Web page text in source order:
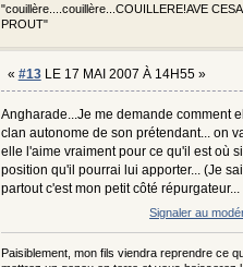
"couillère....couillère...COUILLERE!AVE
PROUT"
« #13LE 17 MAI 2007 À 14H55 »
Angharade...Je me demande comment
clan autonome de son prétendant... on
elle l'aime vraiment pour ce qu'il est où
position qu'il pourrai lui apporter... (Je
partout c'est mon petit côté répurgateur...
Signaler au
Paisiblement, mon fils viendra reprendre ce